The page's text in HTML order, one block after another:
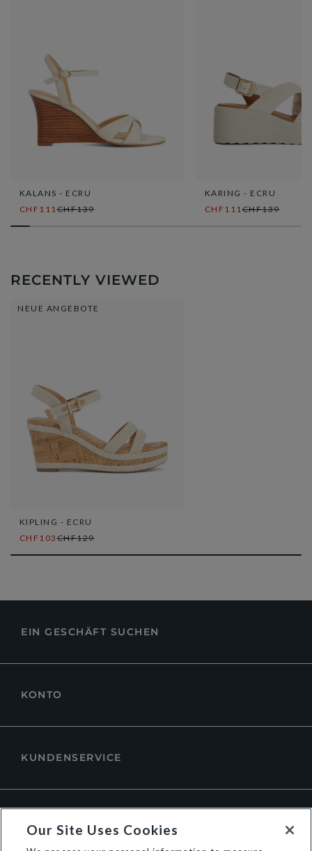
KALANS - ECRU
CHF111CHF139
KARING - ECRU
CHF111CHF139
RECENTLY VIEWED
NEUE ANGEBOTE
KIPLING - ECRU
CHF103CHF129
EIN GESCHÄFT SUCHEN
KONTO
KUNDENSERVICE
Our Site Uses Cookies